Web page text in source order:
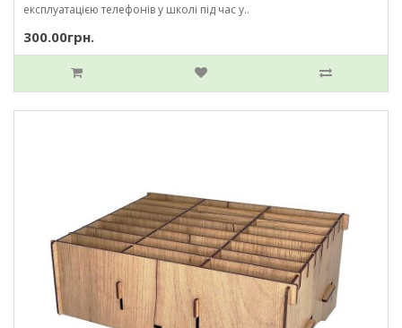
експлуатацією телефонів у школі під час у..
300.00грн.